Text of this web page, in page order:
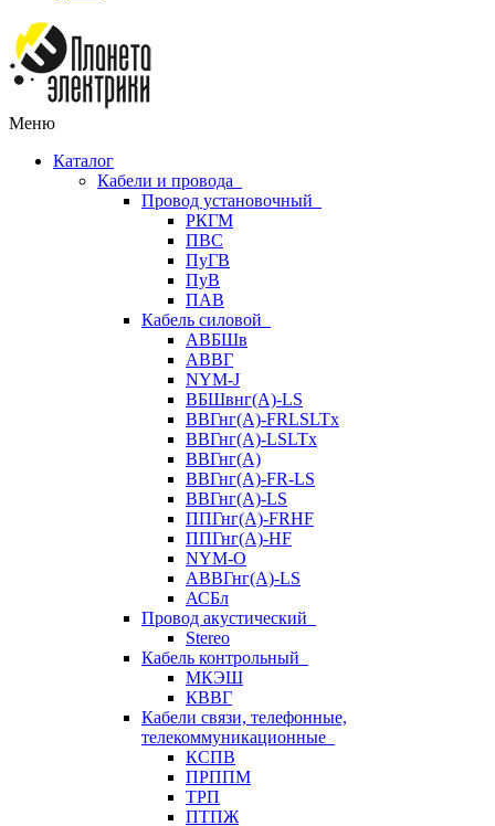
Меню
Каталог
Кабели и провода
Провод установочный
РКГМ
ПВС
ПуГВ
ПуВ
ПАВ
Кабель силовой
АВБШв
АВВГ
NYM-J
ВБШвнг(А)-LS
ВВГнг(A)-FRLSLTx
ВВГнг(A)-LSLTx
ВВГнг(А)
ВВГнг(А)-FR-LS
ВВГнг(А)-LS
ППГнг(А)-FRHF
ППГнг(А)-HF
NYM-O
АВВГнг(А)-LS
АСБл
Провод акустический
Stereo
Кабель контрольный
МКЭШ
КВВГ
Кабели связи, телефонные,
телекоммуникационные
КСПВ
ПРППМ
ТРП
ПТПЖ